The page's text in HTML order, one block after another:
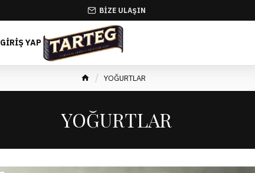
BIZE ULAŞIN
GIRIŞ YAP KAYIT OL
YOĞURTLAR
YOĞURTLAR